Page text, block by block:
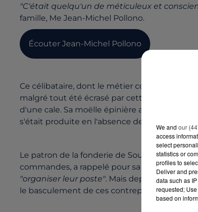
"C'était quelqu'un de méticuleux et
famille, Me Jean-Michel Pollono.
Écouter Jean-Michel Pollono
Ce célibataire, dont le métier consistait à
malgré tout été écrasé par cette lourde
d'une cale. Sa moëlle épinière avait été
s'était produite en l'absence de tout témoin.
Le patron de la fonderie de Soudan, qui
commandes, a rappelé pour sa part au
"organiser leur poste". Mais depuis cet
le basculement de ces contrepoids.
We and our
access
select
statistics or
profiles to
Deliver and
data such as
requested;
based on